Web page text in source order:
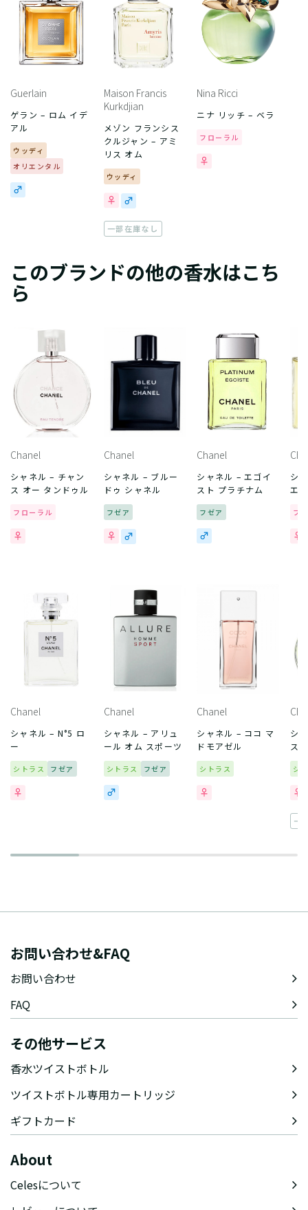
Guerlain
ゲラン – ロム イデ
アル
ウッディ
オリエンタル
Maison Francis
Kurkdjian
メゾン フランシス
クルジャン – アミ
リス オム
ウッディ
一部在庫なし
Nina Ricci
ニナ リッチ – ベラ
フローラル
このブランドの他の香水はこち
ら
Chanel
シャネル – チャン
ス オー タンドゥル
フローラル
Chanel
シャネル – ブルー
ドゥ シャネル
フゼア
Chanel
シャネル – エゴイ
スト プラチナム
フゼア
シ
エ
フ
Chanel
シャネル – N°5 ロ
ー
シトラス フゼア
Chanel
シャネル – アリュ
ール オム スポーツ
シトラス フゼア
Chanel
シャネル – ココ マ
ドモアゼル
シトラス
シ
ス
シ
一
お問い合わせ&FAQ
お問い合わせ
FAQ
その他サービス
香水ツイストボトル
ツイストボトル専用カートリッジ
ギフトカード
About
Celesについて